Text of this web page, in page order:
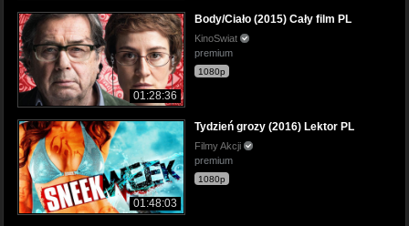
01:28:36
Body/Ciało (2015) Cały film PL
KinoSwiat
premium
1080p
01:48:03
Tydzień grozy (2016) Lektor PL
Filmy Akcji
premium
1080p